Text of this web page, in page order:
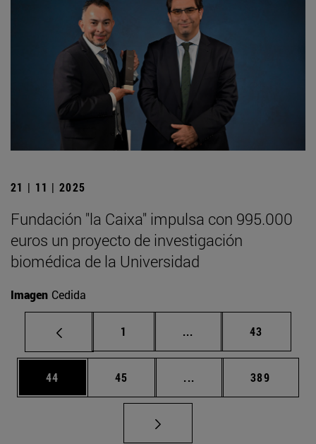
21 | 11 | 2025
Fundación "la Caixa" impulsa con 995.000
euros un proyecto de investigación
biomédica de la Universidad
Imagen Cedida
Página
1 ... Páginas intermedias
Página
43
Página
44 Página
45 ... Páginas intermedias
Página
389